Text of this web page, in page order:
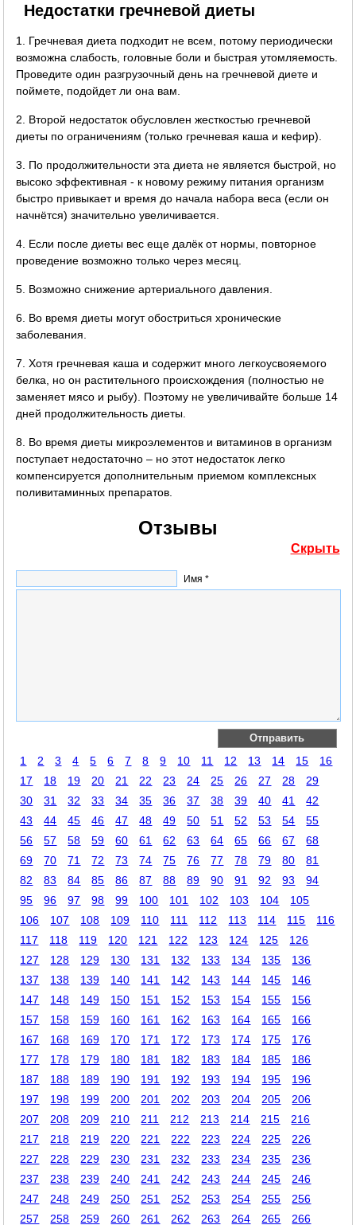
Недостатки гречневой диеты
1. Гречневая диета подходит не всем, потому периодически
возможна слабость, головные боли и быстрая утомляемость.
Проведите один разгрузочный день на гречневой диете и
поймете, подойдет ли она вам.
2. Второй недостаток обусловлен жесткостью гречневой
диеты по ограничениям (только гречневая каша и кефир).
3. По продолжительности эта диета не является быстрой, но
высоко эффективная - к новому режиму питания организм
быстро привыкает и время до начала набора веса (если он
начнётся) значительно увеличивается.
4. Если после диеты вес еще далёк от нормы, повторное
проведение возможно только через месяц.
5. Возможно снижение артериального давления.
6. Во время диеты могут обостриться хронические
заболевания.
7. Хотя гречневая каша и содержит много легкоусвояемого
белка, но он растительного происхождения (полностью не
заменяет мясо и рыбу). Поэтому не увеличивайте больше 14
дней продолжительность диеты.
8. Во время диеты микроэлементов и витаминов в организм
поступает недостаточно – но этот недостаток легко
компенсируется дополнительным приемом комплексных
поливитаминных препаратов.
Отзывы
Скрыть
Имя *
1 2 3 4 5 6 7 8 9 10 11 12 13 14 15
16
17
18 19 20 21 22 23 24 25 26 27 28
29
30
31 32 33 34 35 36 37 38 39 40 41
42
43
44 45 46 47 48 49 50 51 52 53 54
55
56
57 58 59 60 61 62 63 64 65 66 67
68
69
70 71 72 73 74 75 76 77 78 79 80
81
82
83 84 85 86 87 88 89 90 91 92 93
94
95
96 97 98 99 100 101 102 103 104
105
106
107 108 109 110 111 112 113 114 115
116
117
118 119 120 121 122 123 124 125
126
127
128 129 130 131 132 133 134 135
136
137
138 139 140 141 142 143 144 145
146
147
148 149 150 151 152 153 154 155
156
157
158 159 160 161 162 163 164 165
166
167
168 169 170 171 172 173 174 175
176
177
178 179 180 181 182 183 184 185
186
187
188 189 190 191 192 193 194 195
196
197
198 199 200 201 202 203 204 205
206
207
208 209 210 211 212 213 214 215
216
217
218 219 220 221 222 223 224 225
226
227
228 229 230 231 232 233 234 235
236
237
238 239 240 241 242 243 244 245
246
247
248 249 250 251 252 253 254 255
256
257
258 259 260 261 262 263 264 265 266